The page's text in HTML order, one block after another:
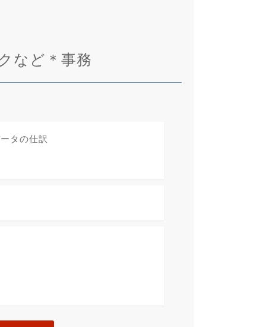
など＊事務
タの仕訳